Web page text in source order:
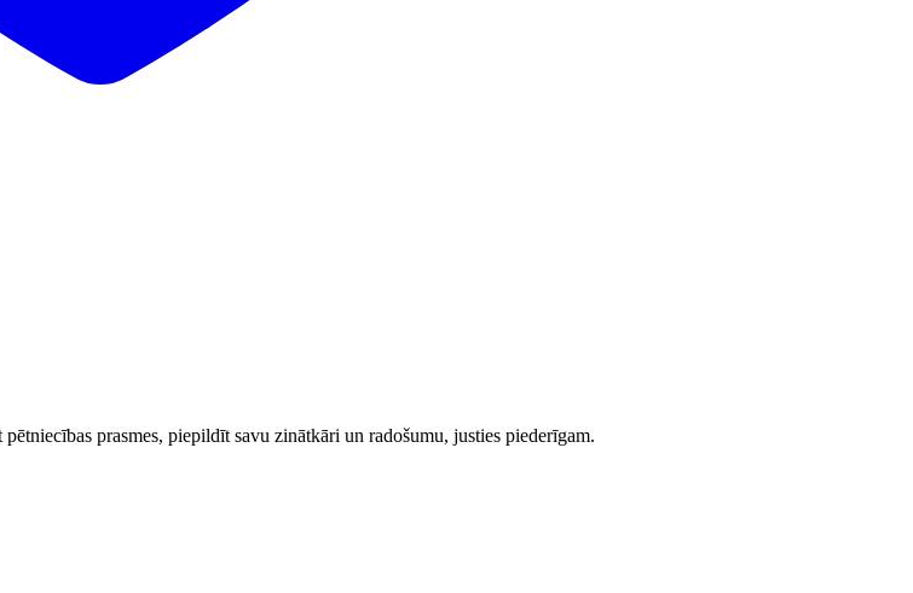
prasmes, piepildīt savu zinātkāri un radošumu, justies piederīgam.